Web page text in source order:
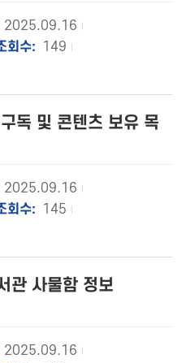
2025.09.16
149
독 및 콘텐츠 보유 목
2025.09.16
145
관 사물함 정보
2025.09.16